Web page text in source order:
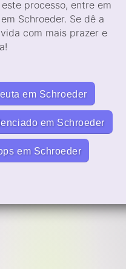
processo, entre em
Schroeder. Se dê a
com mais prazer e
em Schroeder
em Schroeder
em Schroeder